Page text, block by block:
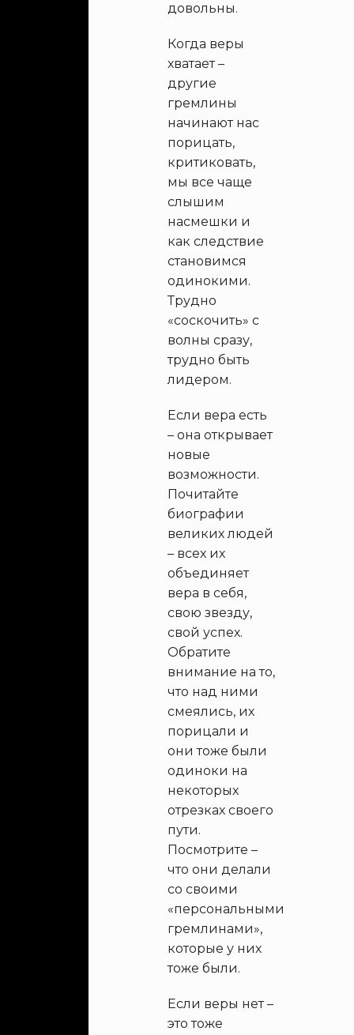
довольны.
Когда веры
хватает –
другие
гремлины
начинают нас
порицать,
критиковать,
мы все чаще
слышим
насмешки и
как следствие
становимся
одинокими.
Трудно
«соскочить» с
волны сразу,
трудно быть
лидером.
Если вера есть
– она открывает
новые
возможности.
Почитайте
биографии
великих людей
– всех их
объединяет
вера в себя,
свою звезду,
свой успех.
Обратите
внимание на то,
что над ними
смеялись, их
порицали и
они тоже были
одиноки на
некоторых
отрезках своего
пути.
Посмотрите –
что они делали
со своими
«персональными
гремлинами»,
которые у них
тоже были.
Если веры нет –
это тоже